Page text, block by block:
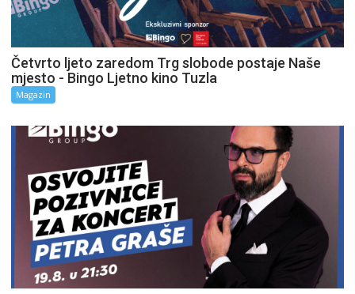
Četvrto ljeto zaredom Trg slobode postaje Naše
mjesto - Bingo Ljetno kino Tuzla
Magazin